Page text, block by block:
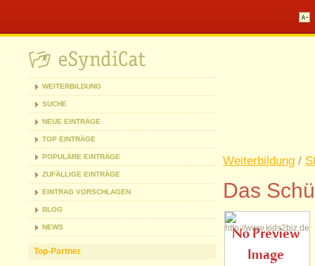
WEITERBILDUNG
SUCHE
NEUE EINTRÄGE
TOP EINTRÄGE
POPULÄRE EINTRÄGE
ZUFÄLLIGE EINTRÄGE
EINTRAG VORSCHLAGEN
BLOG
NEWS
Top-Partner
Weiterbildung /
Das